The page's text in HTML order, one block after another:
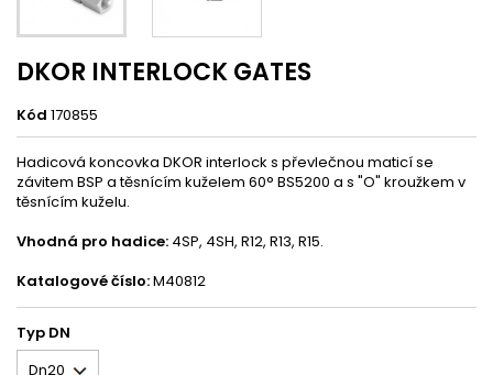
DKOR INTERLOCK GATES
Kód 170855
Hadicová koncovka DKOR interlock s převlečnou maticí se
závitem BSP a těsnícím kuželem 60° BS5200 a s "O" kroužkem v
těsnícím kuželu.
Vhodná pro hadice: 4SP, 4SH, R12, R13, R15.
Katalogové číslo:M40812
Typ DN